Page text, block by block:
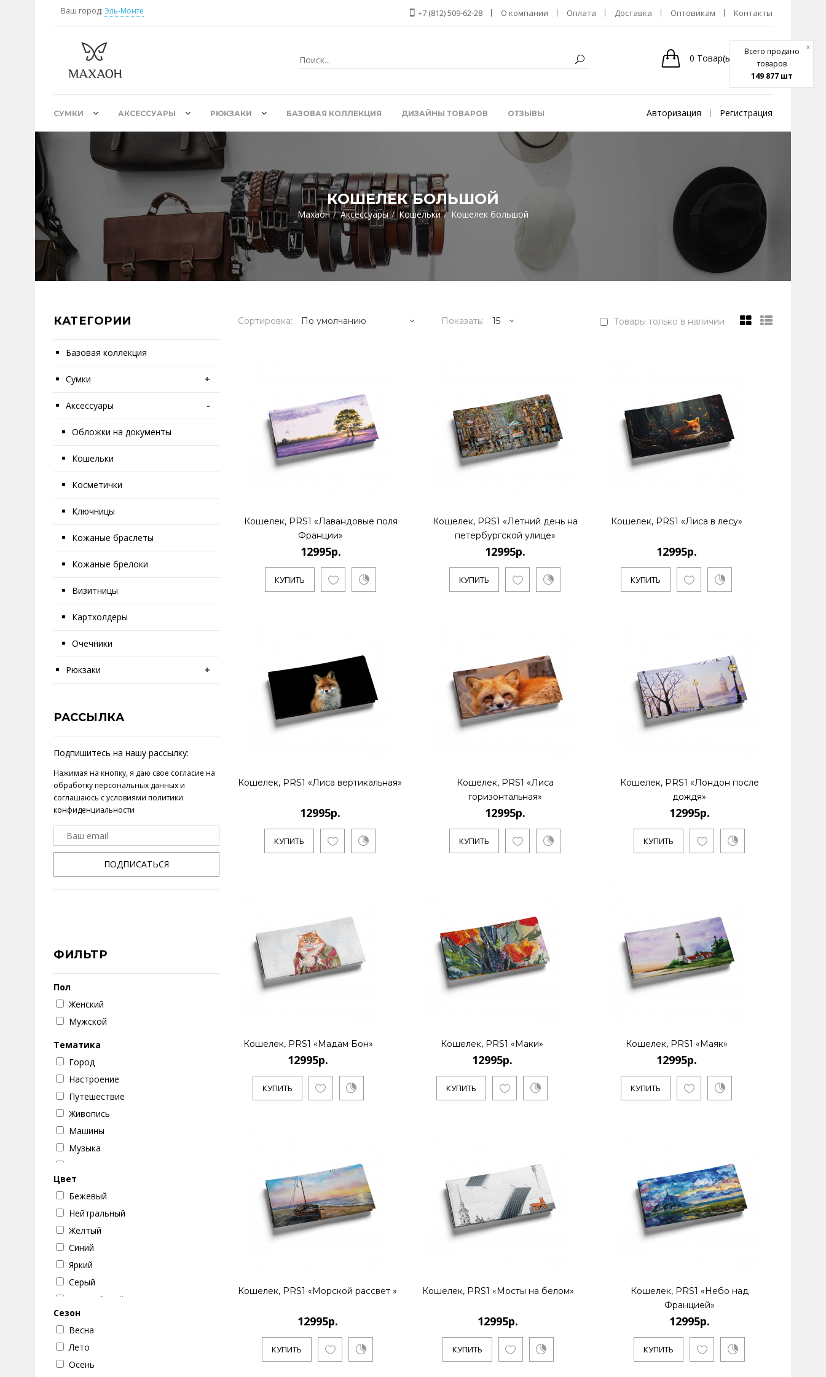
Всего продано
товаров
149 877 шт
x
Ваш город: Эль-Монте +7 (812) 509-62-28 О компании Оплата Доставка Оптовикам Контакты
0 Товар(ы) 0р.
СУМКИ АКСЕССУАРЫ РЮКЗАКИ БАЗОВАЯ КОЛЛЕКЦИЯ ДИЗАЙНЫ ТОВАРОВ ОТЗЫВЫ Авторизация Регистрация
КОШЕЛЕК БОЛЬШОЙ
Махаон Аксессуары Кошельки Кошелек большой
КАТЕГОРИИ
Базовая коллекция
Сумки +
Аксессуары -
Обложки на документы
Кошельки
Косметички
Ключницы
Кожаные браслеты
Кожаные брелоки
Визитницы
Картхолдеры
Очечники
Рюкзаки +
РАССЫЛКА
Подпишитесь на нашу рассылку:
Нажимая на кнопку, я даю свое согласие на
обработку персональных данныхи
соглашаюсь с условиями политики
конфиденциальности
ПОДПИСАТЬСЯ
ФИЛЬТР
Пол
Женский
Мужской
Тематика
Город
Настроение
Путешествие
Живопись
Машины
Музыка
Кошки
Абстракции
Собаки
Стиль
Цветы
Цветок
Бабочки
Текстуры
Девушки
Цвет
Бежевый
Нейтральный
Желтый
Синий
Яркий
Серый
Черно-белый
Зеленый
Коричневый
Красный
Оранжевый
Сезон
Весна
Лето
Осень
Товары только в наличии
Сортировка: Показать:
КУПИТЬ
12995р.
12995р.
КУПИТЬ
КУПИТЬ
12995р.
12995р.
Кошелек, PRS1 «Лавандовые поля
Франции»
12995р.
КУПИТЬ
Кошелек, PRS1 «Летний день на
петербургской улице»
12995р.
КУПИТЬ
Кошелек, PRS1 «Лиса в лесу»
12995р.
КУПИТЬ
Кошелек, PRS1 «Лиса вертикальная»
12995р.
КУПИТЬ
Кошелек, PRS1 «Лиса
горизонтальная»
12995р.
КУПИТЬ
Кошелек, PRS1 «Лондон после
дождя»
12995р.
КУПИТЬ
Кошелек, PRS1 «Мадам Бон»
12995р.
КУПИТЬ
Кошелек, PRS1 «Маки»
12995р.
КУПИТЬ
Кошелек, PRS1 «Маяк»
12995р.
КУПИТЬ
Кошелек, PRS1 «Морской рассвет »
12995р.
КУПИТЬ
Кошелек, PRS1 «Мосты на белом»
12995р.
КУПИТЬ
Кошелек, PRS1 «Небо над
Францией»
12995р.
КУПИТЬ